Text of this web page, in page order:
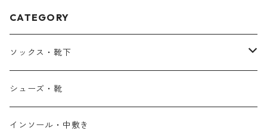
CATEGORY
ソックス・靴下
ゆびのばソックス
あゆみの作った靴下
シューズ・靴
インソール・中敷き